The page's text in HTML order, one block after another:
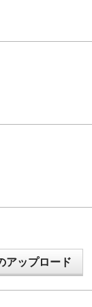
アップロード